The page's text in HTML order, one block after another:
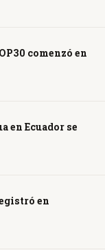
comenzó en
en Ecuador se
en